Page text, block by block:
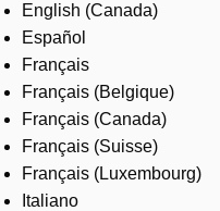
English (Canada)
Español
Français
Français (Belgique)
Français (Canada)
Français (Suisse)
Français (Luxembourg)
Italiano